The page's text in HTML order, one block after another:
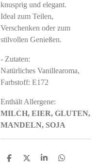
knusprig und elegant.
Ideal zum Teilen,
Verschenken oder zum
stilvollen Genießen.
- Zutaten:
Natürliches Vanillearoma,
Farbstoff: E172
Enthält Allergene:
MILCH, EIER, GLUTEN,
MANDELN, SOJA
S
S
S
S